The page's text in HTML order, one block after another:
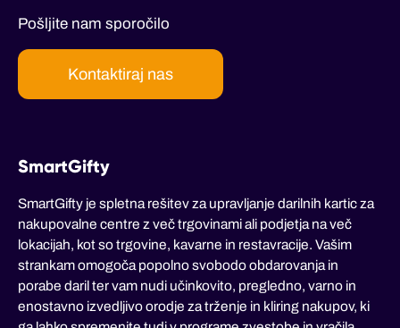
Pošljite nam sporočilo
Kontaktiraj nas
SmartGifty
SmartGifty je spletna rešitev za upravljanje darilnih kartic za
nakupovalne centre z več trgovinami ali podjetja na več
lokacijah, kot so trgovine, kavarne in restavracije. Vašim
strankam omogoča popolno svobodo obdarovanja in
porabe daril ter vam nudi učinkovito, pregledno, varno in
enostavno izvedljivo orodje za trženje in kliring nakupov, ki